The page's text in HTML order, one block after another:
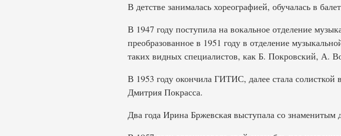
В детстве занималась хореографией, обучалась в
В 1947 году поступила на вокальное отделение
преобразованное в 1951 году в отделение
таких видных специалистов, как Б. Покровский, А.
В 1953 году окончила ГИТИС, далее стала
Дмитрия Покрасса.
Два года Ирина Бржевская выступала со знаменитым